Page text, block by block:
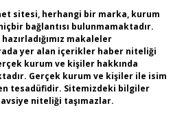
sitesi, herhangi bir marka, kurum
bağlantısı bulunmamaktadır.
makaleler
yer alan içerikler haber niteliği
kurum ve kişiler hakkında
Gerçek kurum ve kişiler ile isim
tesadüfidir. Sitemizdeki bilgiler
niteliği taşımazlar.